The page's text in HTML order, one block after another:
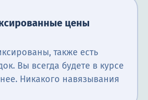
цены
также есть
Вы всегда будете в курсе
Никакого навязывания